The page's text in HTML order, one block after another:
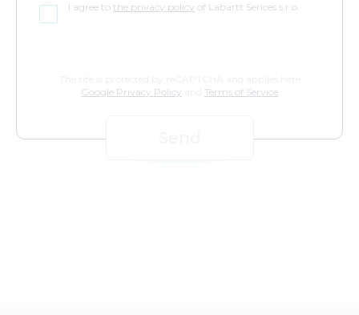
I agree to the privacy policy of Labartt Serices s.r.o.
Google Privacy Policy
Terms of Service